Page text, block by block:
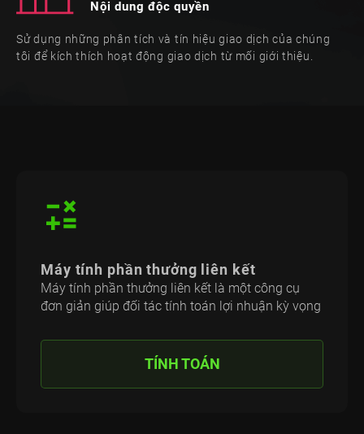
Nội dung độc quyền
Sử dụng những phân tích và tín hiệu giao dịch của chúng
tôi để kích thích hoạt động giao dịch từ mối giới thiệu.
Máy tính phần thưởng liên kết
Máy tính phần thưởng liên kết là một công cụ
đơn giản giúp đối tác tính toán lợi nhuận kỳ vọng
TÍNH TOÁN